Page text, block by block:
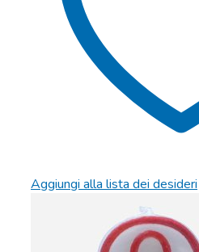
Aggiungi alla lista dei desideri